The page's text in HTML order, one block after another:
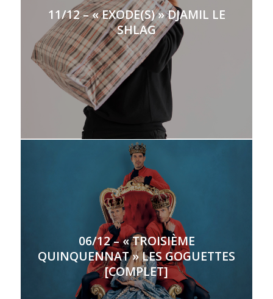
11/12 – « EXODE(S) » DJAMIL LE
SHLAG
06/12 – « TROISIÈME
QUINQUENNAT » LES GOGUETTES
[COMPLET]